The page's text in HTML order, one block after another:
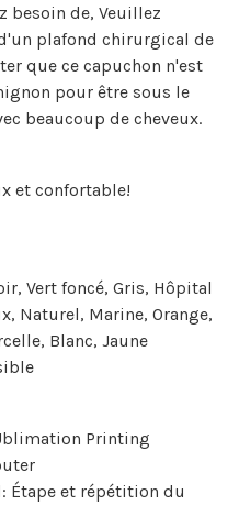
besoin de, Veuillez
plafond chirurgical de
que ce capuchon n'est
pour être sous le
beaucoup de cheveux.
et confortable!
Vert foncé, Gris, Hôpital
Naturel, Marine, Orange,
Blanc, Jaune
Printing
Étape et répétition du